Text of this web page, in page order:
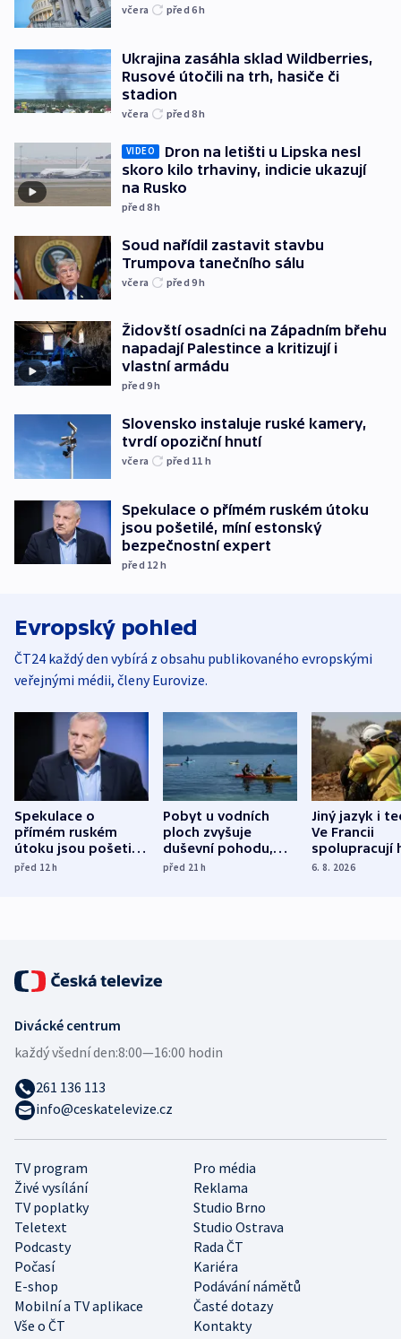
včera před 6h
Ukrajina zasáhla sklad Wildberries,
Rusové útočili na trh, hasiče či
stadion
včera před 8h
VIDEO
Dron na letišti u Lipska nesl
skoro kilo trhaviny, indicie ukazují
na Rusko
před 8h
Soud nařídil zastavit stavbu
Trumpova tanečního sálu
včera před 9h
Židovští osadníci na Západním břehu
napadají Palestince a kritizují i
vlastní armádu
před 9h
Slovensko instaluje ruské kamery,
tvrdí opoziční hnutí
včera před 11 h
Spekulace o přímém ruském útoku
jsou pošetilé, míní estonský
bezpečnostní expert
před 12 h
Evropský pohled
ČT24 každý den vybírá z obsahu publikovaného evropskými
veřejnými médii, členy Eurovize.
Spekulace o
přímém ruském
útoku jsou pošetilé,
míní estonský
před 12h
Pobyt u vodních
ploch zvyšuje
duševní pohodu,
ukázala
před 21h
Jiný jazyk i
Ve Francii
spolupracují
různých zemí
6. 8. 2026
TV program
Pro média
Živé vysílání
Reklama
TV poplatky
Studio Brno
Teletext
Studio Ostrava
Podcasty
Rada ČT
Počasí
Kariéra
E-shop
Podávání námětů
Mobilní a TV aplikace
Časté dotazy
Vše o ČT
Kontakty
Divácké centrum
každý všední den:8:00—16:00 hodin
261 136 113
info@ceskatelevize.cz